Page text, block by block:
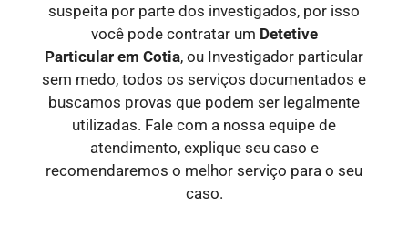
suspeita por parte dos investigados, por isso
você pode contratar um Detetive
Particular em Cotia, ou Investigador particular
sem medo, todos os serviços documentados e
buscamos provas que podem ser legalmente
utilizadas. Fale com a nossa equipe de
atendimento, explique seu caso e
recomendaremos o melhor serviço para o seu
caso.